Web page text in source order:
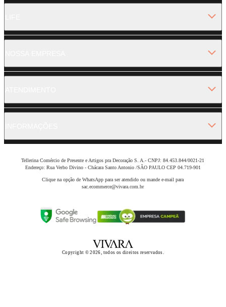
Tellerina Comércio de Presente e Artigos pra Decoração S. A.- CNPJ: 84.453.844/0021-21
Endereço: Rua Verbo Divino - Chácara Santo Antonio /SÃO PAULO CEP 04.719-901
Clique na opção de WhatsApp para ser atendido ou mande e-mail para
sac.ecommerce@vivara.com.br
Copyright © 2026, todos os direitos reservados.